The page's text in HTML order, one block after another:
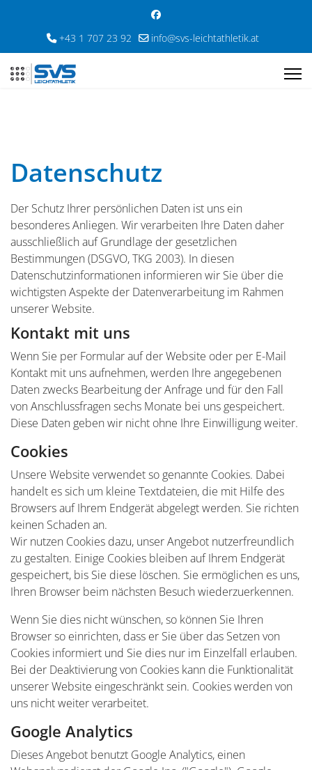
+43 1 707 23 92 info@svs-leichtathletik.at
Datenschutz
Der Schutz Ihrer persönlichen Daten ist uns ein
besonderes Anliegen. Wir verarbeiten Ihre Daten daher
ausschließlich auf Grundlage der gesetzlichen
Bestimmungen (DSGVO, TKG 2003). In diesen
Datenschutzinformationen informieren wir Sie über die
wichtigsten Aspekte der Datenverarbeitung im Rahmen
unserer Website.
Kontakt mit uns
Wenn Sie per Formular auf der Website oder per E-Mail
Kontakt mit uns aufnehmen, werden Ihre angegebenen
Daten zwecks Bearbeitung der Anfrage und für den Fall
von Anschlussfragen sechs Monate bei uns gespeichert.
Diese Daten geben wir nicht ohne Ihre Einwilligung weiter.
Cookies
Unsere Website verwendet so genannte Cookies. Dabei
handelt es sich um kleine Textdateien, die mit Hilfe des
Browsers auf Ihrem Endgerät abgelegt werden. Sie richten
keinen Schaden an.
Wir nutzen Cookies dazu, unser Angebot nutzerfreundlich
zu gestalten. Einige Cookies bleiben auf Ihrem Endgerät
gespeichert, bis Sie diese löschen. Sie ermöglichen es uns,
Ihren Browser beim nächsten Besuch wiederzuerkennen.
Wenn Sie dies nicht wünschen, so können Sie Ihren
Browser so einrichten, dass er Sie über das Setzen von
Cookies informiert und Sie dies nur im Einzelfall erlauben.
Bei der Deaktivierung von Cookies kann die Funktionalität
unserer Website eingeschränkt sein. Cookies werden von
uns nicht weiter verarbeitet.
Google Analytics
Dieses Angebot benutzt Google Analytics, einen